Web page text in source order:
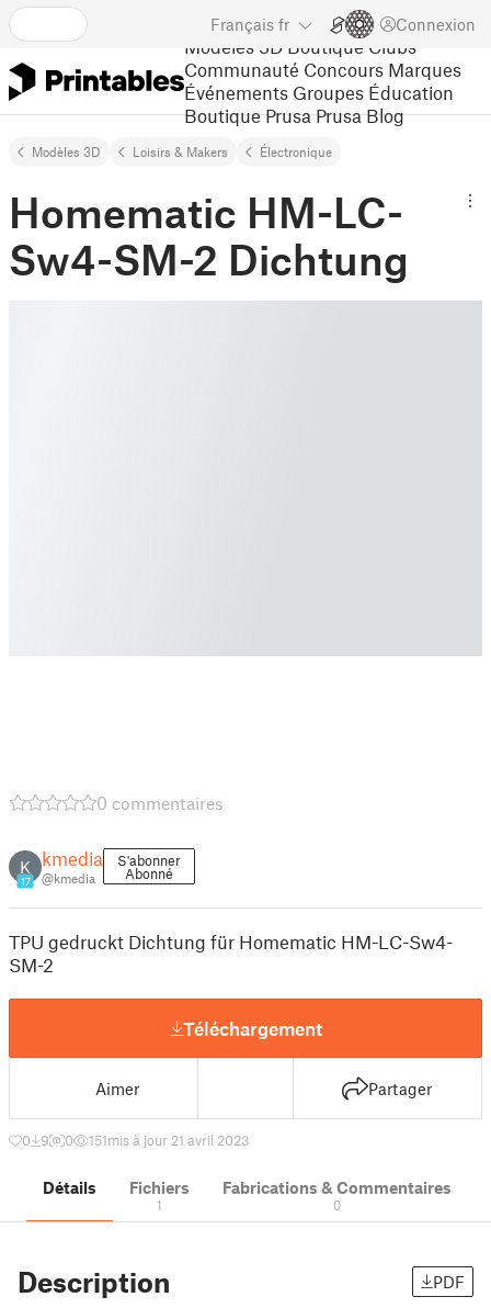
Français fr Connexion
Modèles 3D Boutique Clubs
Communauté Concours Marques
Événements Groupes Éducation
Boutique Prusa Prusa Blog
Modèles 3D Loisirs & Makers Électronique
Homematic HM-LC-
Sw4-SM-2 Dichtung
0 commentaires
K
17
kmedia
@kmedia
S'abonner
Abonné
TPU gedruckt Dichtung für Homematic HM-LC-Sw4-
SM-2
Téléchargement
Aimer Partager
0 9 0 151mis à jour 21 avril 2023
Détails Fichiers
1
Fabrications & Commentaires
0
Description PDF